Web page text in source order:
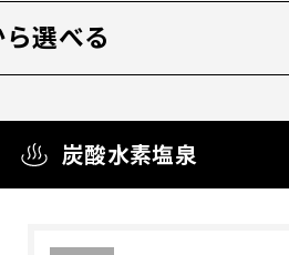
選べる
炭酸水素塩泉